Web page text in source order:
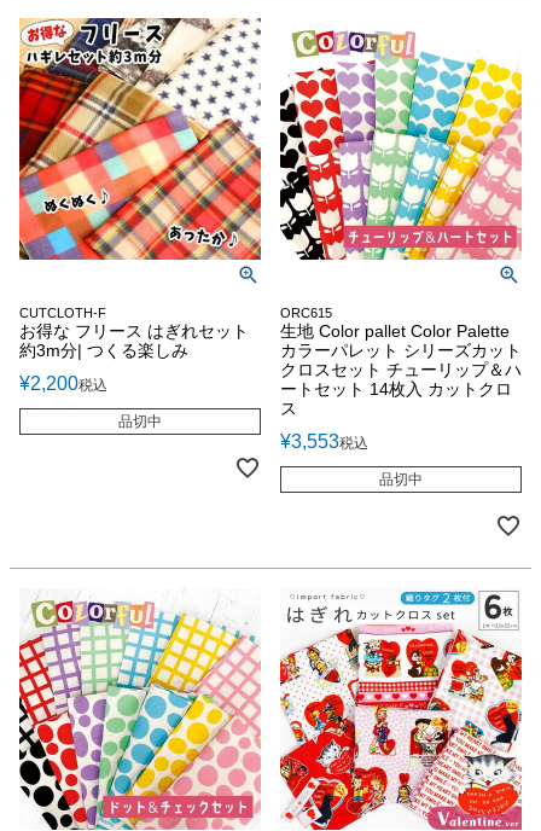
CUTCLOTH-F
お得な フリース はぎれセット
約3m分| つくる楽しみ
¥2,200税込
品切中
ORC615
生地 Color pallet Color Palette
カラーパレット シリーズカット
クロスセット チューリップ＆ハ
ートセット 14枚入 カットクロ
ス
¥3,553税込
品切中